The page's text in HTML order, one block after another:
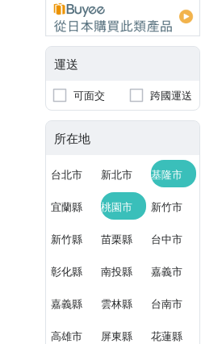
運送
可面交 跨國運送
所在地
台北市 新北市 基隆市
宜蘭縣 桃園市 新竹市
新竹縣 苗栗縣 台中市
彰化縣 南投縣 嘉義市
嘉義縣 雲林縣 台南市
高雄市 屏東縣 花蓮縣